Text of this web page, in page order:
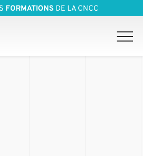
FORMATIONS DE LA CNCC